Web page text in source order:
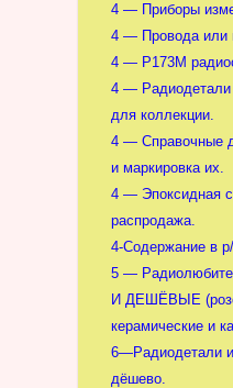
4 — Приборы
4 — Провода или
4 — Р173М
4 —
для коллекции.
4 — Справочные
и маркировка их.
4 — Эпоксидная
распродажа.
4-Содержание в
5 —
И ДЕШЁВЫЕ
керамические и
6—Радиодетали
дёшево.